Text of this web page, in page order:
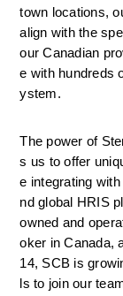
town locations,
align with the
our Canadian
e with hundreds
ystem.
The power of
s us to offer
e integrating
nd global HRIS
owned and
oker in Canada,
14, SCB is
ls to join our